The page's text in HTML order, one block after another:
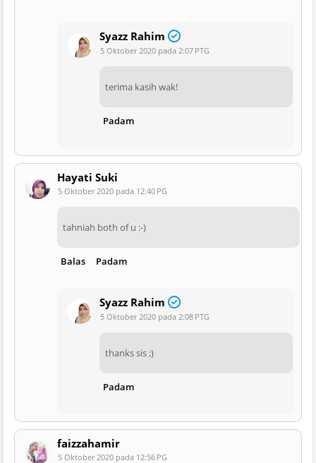
Syazz Rahim
5 Oktober 2020 pada 2:07 PTG
terima kasih wak!
Padam
Hayati Suki
5 Oktober 2020 pada 12:40 PG
tahniah both of u :-)
Balas Padam
Syazz Rahim
5 Oktober 2020 pada 2:08 PTG
thanks sis ;)
Padam
faizzahamir
5 Oktober 2020 pada 12:56 PG